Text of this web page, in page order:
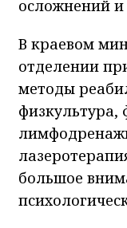
осложнений и
В краевом
отделении
методы
физкультура,
большое